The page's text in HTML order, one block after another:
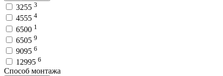
3255 3
4555 4
6500 1
6505 9
9095 6
12995 6
Способ монтажа